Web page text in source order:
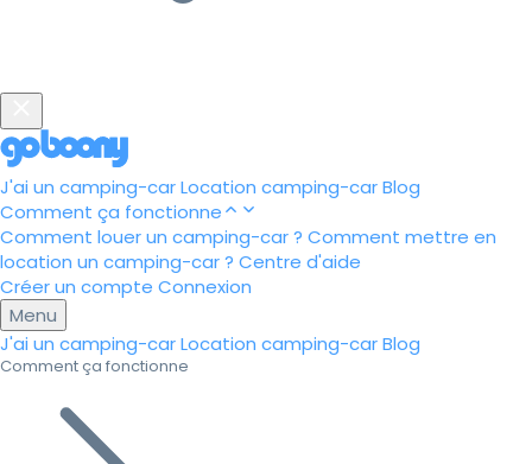
J'ai un camping-carLocation camping-carBlog
Comment ça fonctionne
Comment louer un camping-car ? Comment mettre en
location un camping-car ? Centre d'aide
Créer un compte Connexion
Menu
J'ai un camping-carLocation camping-carBlog
Comment ça fonctionne